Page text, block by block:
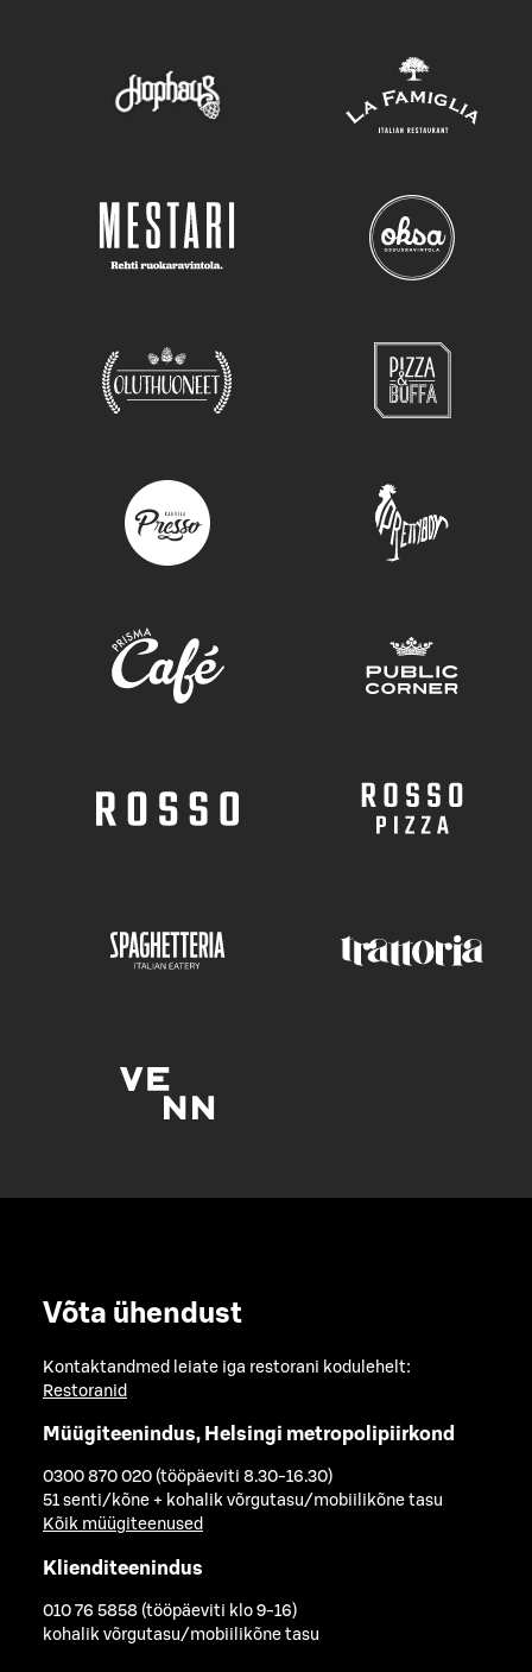
Võta ühendust
Kontaktandmed leiate iga restorani kodulehelt:
Restoranid
Müügiteenindus, Helsingi metropolipiirkond
0300 870 020 (tööpäeviti 8.30-16.30)
51 senti/kõne + kohalik võrgutasu/mobiilikõne tasu
Kõik müügiteenused
Klienditeenindus
010 76 5858 (tööpäeviti klo 9-16)
kohalik võrgutasu/mobiilikõne tasu